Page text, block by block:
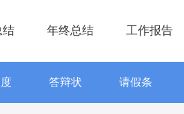
结 年终总结 工作报告
答辩状 请假条